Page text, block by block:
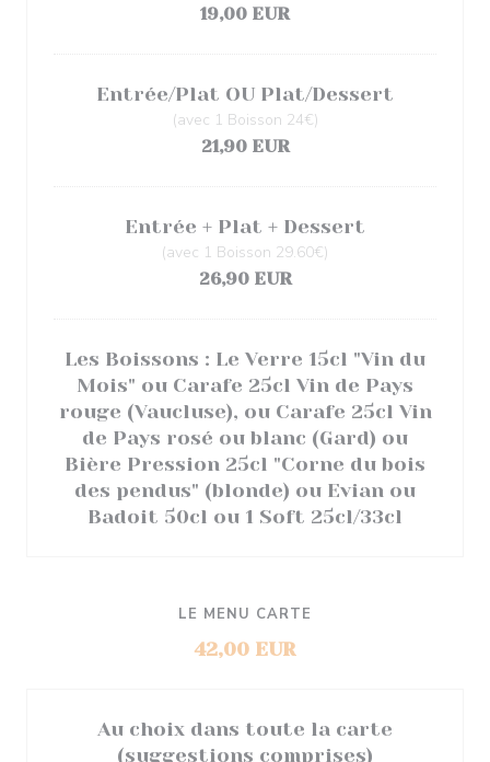
19,00 EUR
Entrée/Plat OU Plat/Dessert
(avec 1 Boisson 24€)
21,90 EUR
Entrée + Plat + Dessert
(avec 1 Boisson 29.60€)
26,90 EUR
Les Boissons : Le Verre 15cl "Vin du
Mois" ou Carafe 25cl Vin de Pays
rouge (Vaucluse), ou Carafe 25cl Vin
de Pays rosé ou blanc (Gard) ou
Bière Pression 25cl "Corne du bois
des pendus" (blonde) ou Evian ou
Badoit 50cl ou 1 Soft 25cl/33cl
LE MENU CARTE
42,00 EUR
Au choix dans toute la carte
(suggestions comprises)